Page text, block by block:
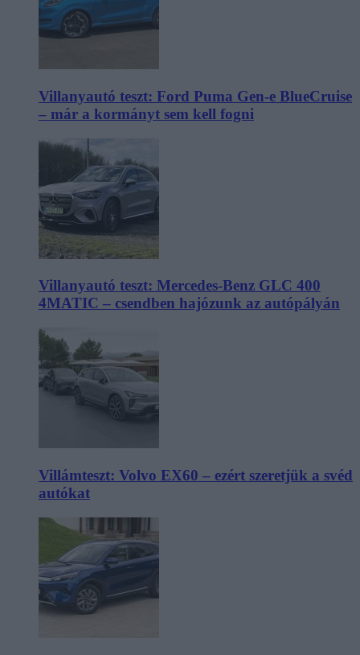
Villanyautó teszt: Ford Puma Gen-e BlueCruise
– már a kormányt sem kell fogni
Villanyautó teszt: Mercedes-Benz GLC 400
4MATIC – csendben hajózunk az autópályán
Villámteszt: Volvo EX60 – ezért szeretjük a svéd
autókat